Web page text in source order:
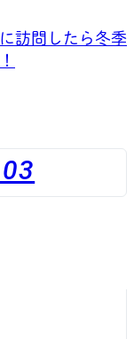
訪問したら冬季